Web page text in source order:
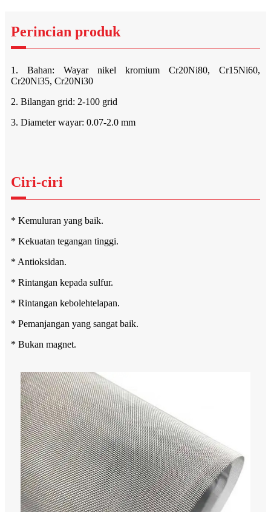
Perincian produk
1. Bahan: Wayar nikel kromium Cr20Ni80, Cr15Ni60,
Cr20Ni35, Cr20Ni30
2. Bilangan grid: 2-100 grid
3. Diameter wayar: 0.07-2.0 mm
Ciri-ciri
* Kemuluran yang baik.
* Kekuatan tegangan tinggi.
* Antioksidan.
* Rintangan kepada sulfur.
* Rintangan kebolehtelapan.
* Pemanjangan yang sangat baik.
* Bukan magnet.